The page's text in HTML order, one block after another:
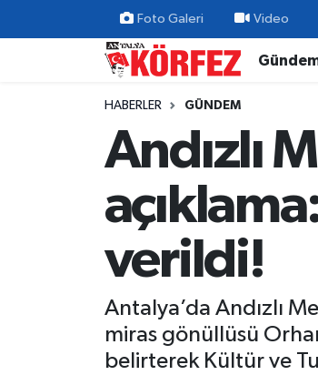
Foto Galeri Video
HABERLER GÜNDEM
Andızlı
verildi!
Antalya’da Andızlı
miras gönüllüsü
belirterek Kültür ve
Gündem
Yerel Yönetim
Ekonomi
Nöbetçi Eczaneler
Trafik Durumu
Süper Lig Puan Durumu ve Fikstür
Tüm Manşetler
Son Dakika Haberleri